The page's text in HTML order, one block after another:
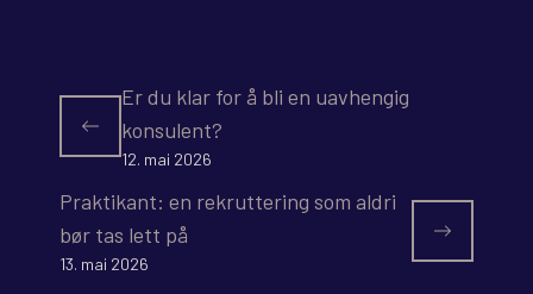
Er du klar for å bli en uavhengig
konsulent?
12. mai 2026
Praktikant: en rekruttering som aldri
bør tas lett på
13. mai 2026